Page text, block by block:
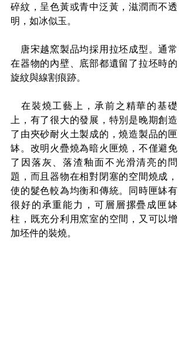
碎紋，呈色黃或青中泛黃，滋潤而不透
明，如冰似玉。
唐宋越窯製品均採用拉坯成型。通常
在器物的內壁、底部都遺留了拉坯時的
旋紋與線割痕跡。
在裝燒工藝上，承前之精華的基礎
上，有了很大的發展，特別是晚期創造
了由夾砂耐火土製成的，燒造製品的匣
缽。改明火疊燒為暗火匣燒，不僅避免
了因落灰、落渣釉面不光滑清亮的問
題，而且器物在相對閉塞的空間燒成，
使的髮色較為均衡和傳統。同時匣缽有
很好的承重能力，可層層摞疊成匣缽
柱，既充分利用窯室的空間，又可以增
加坯件的裝燒。